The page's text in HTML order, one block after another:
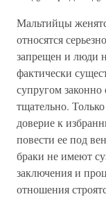
Мальтийцы
относятся
запрещен и люди
фактически
супругом
тщательно.
доверие к
повести ее под
браки не имеют
заключения и
отношения